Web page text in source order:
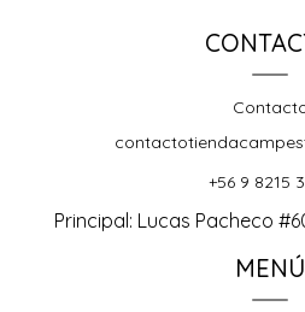
+56 9 8215
Principal: Lucas Pacheco
MENÚ